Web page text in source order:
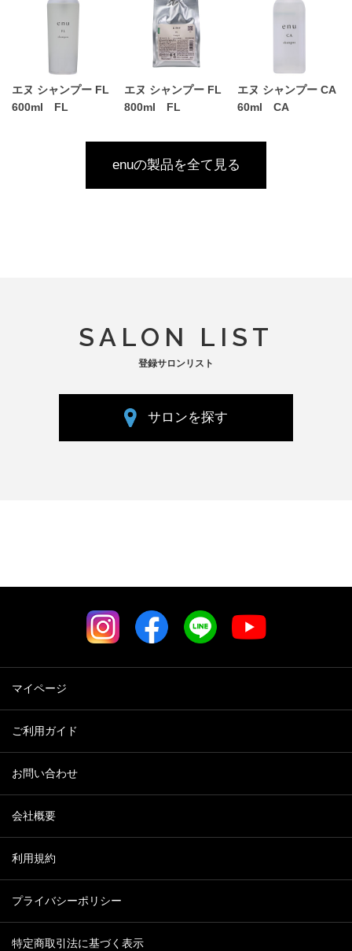
エヌ シャンプー FL
600ml FL
エヌ シャンプー FL
800ml FL
エヌ シャンプー CA
60ml CA
enuの製品を全て見る
SALON LIST
登録サロンリスト
サロンを探す
マイページ
ご利用ガイド
お問い合わせ
会社概要
利用規約
プライバシーポリシー
特定商取引法に基づく表示